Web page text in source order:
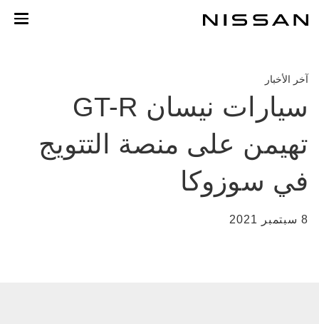
المحتوى
آخر الأخبار
سيارات نيسان GT-R
تهيمن على منصة التتويج
في سوزوكا
8 سبتمبر 2021